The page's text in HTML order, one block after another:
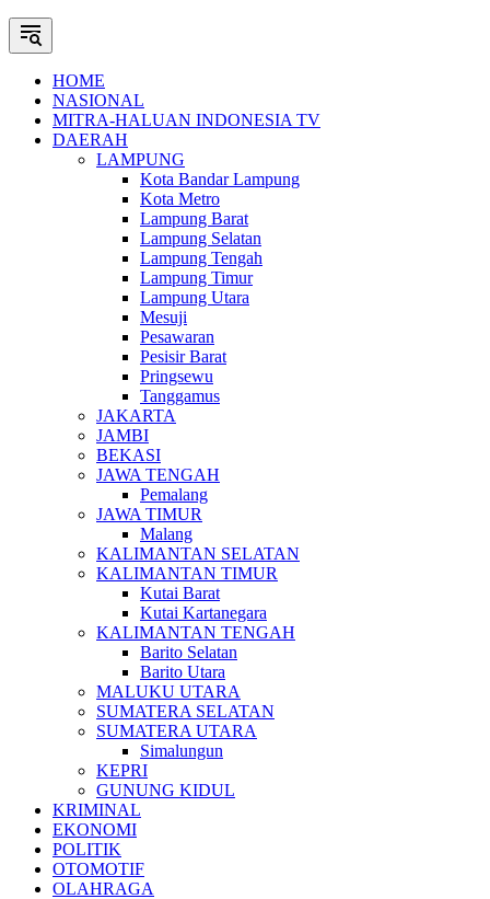
HOME
NASIONAL
MITRA-HALUAN INDONESIA TV
DAERAH
LAMPUNG
Kota Bandar Lampung
Kota Metro
Lampung Barat
Lampung Selatan
Lampung Tengah
Lampung Timur
Lampung Utara
Mesuji
Pesawaran
Pesisir Barat
Pringsewu
Tanggamus
JAKARTA
JAMBI
BEKASI
JAWA TENGAH
Pemalang
JAWA TIMUR
Malang
KALIMANTAN SELATAN
KALIMANTAN TIMUR
Kutai Barat
Kutai Kartanegara
KALIMANTAN TENGAH
Barito Selatan
Barito Utara
MALUKU UTARA
SUMATERA SELATAN
SUMATERA UTARA
Simalungun
KEPRI
GUNUNG KIDUL
KRIMINAL
EKONOMI
POLITIK
OTOMOTIF
OLAHRAGA